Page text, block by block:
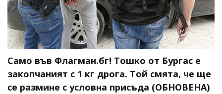
Само във Флагман.бг! Тошко от Бургас е
закопчаният с 1 кг дрога. Той смята, че ще
се размине с условна присъда (ОБНОВЕНА)